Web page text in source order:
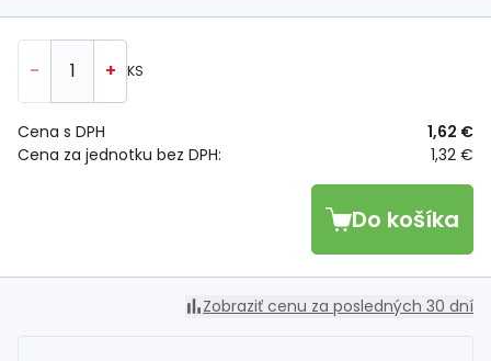
- + KS
Cena za jednotku bez DPH: 1,32 €
Cena s DPH 1,62 €
Do košíka
Zobraziť cenu za posledných 30 dní